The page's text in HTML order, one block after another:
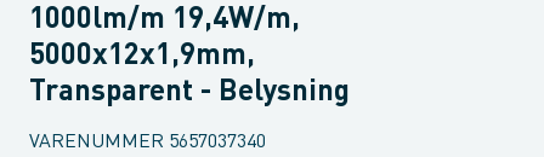
1000lm/m 19,4W/m,
5000x12x1,9mm,
Transparent - Belysning
VARENUMMER 5657037340